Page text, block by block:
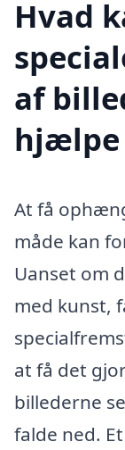
Hvad
af
hjælpe
At få
måde kan
Uanset om
med kunst,
at få det
billederne
falde ned.